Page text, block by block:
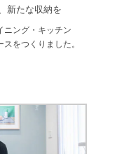
新たな収納を
ニング・キッチン
をつくりました。